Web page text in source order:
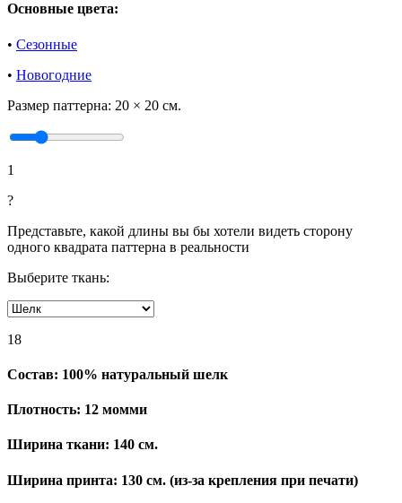
Основные цвета:
• Сезонные
• Новогодние
Размер паттерна: 20 × 20 см.
1
?
Представьте, какой длины вы бы хотели видеть сторону
одного квадрата паттерна в реальности
Выберите ткань:
18
Состав: 100% натуральный шелк
Плотность: 12 момми
Ширина ткани: 140 см.
Ширина принта: 130 см. (из-за крепления при печати)